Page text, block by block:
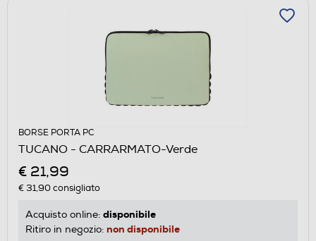
BORSE PORTA PC
TUCANO - CARRARMATO-Verde
€ 21,99
€ 31,90consigliato
Acquisto online: disponibile
Ritiro in negozio: non disponibile